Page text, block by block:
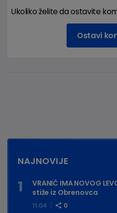
Ukoliko želite da ostavite
Ostavi
NAJNOVIJE
11:04 0
VRANIĆ IMA NOVOG
stiže iz Obrenovca